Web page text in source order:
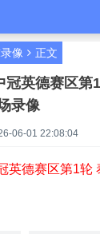
像 正文
冠英德赛区第
录像
06-01 22:08:04
英德赛区第1轮